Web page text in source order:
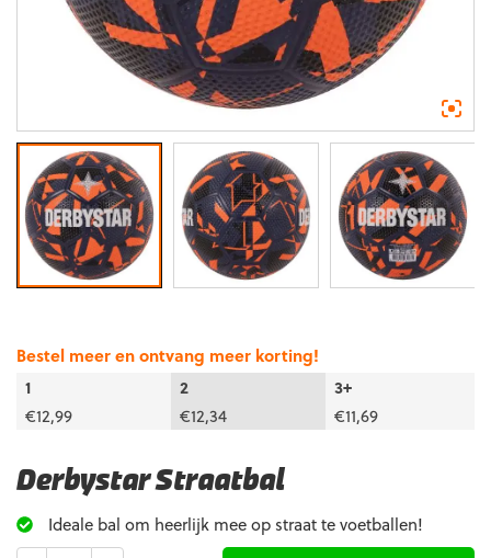
Derbystar Straatbal
Ideale bal om heerlijk mee op straat te voetballen!
Bestel meer en ontvang meer korting!
1
2
3+
€12,99 €12,34 €11,69